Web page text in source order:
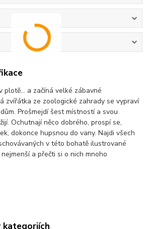
plotě... a začíná velké zábavné
zvířátka ze zoologické zahrady se vypraví
Prošmejdí šest místností a svou
Ochutnají něco dobrého, prospí se,
dokonce hupsnou do vany. Najdi všech
v této bohatě ilustrované
a přečti si o nich mnoho
kategoriích